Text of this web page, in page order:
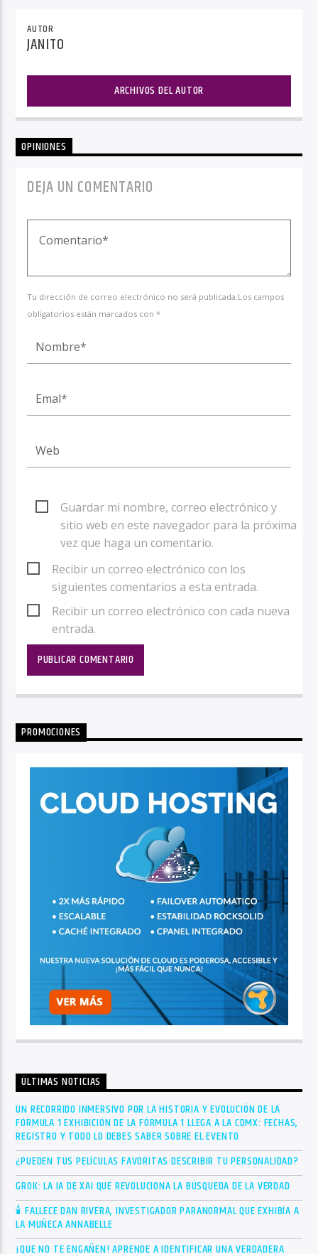
AUTOR
JANITO
ARCHIVOS DEL AUTOR
OPINIONES
DEJA UN COMENTARIO
Tu dirección de correo electrónico no será publicada.Los campos
obligatorios están marcados con *
Guardar mi nombre, correo electrónico y
sitio web en este navegador para la próxima
vez que haga un comentario.
Recibir un correo electrónico con los
siguientes comentarios a esta entrada.
Recibir un correo electrónico con cada nueva
entrada.
PROMOCIONES
ÚLTIMAS NOTICIAS
UN RECORRIDO INMERSIVO POR LA HISTORIA Y EVOLUCIÓN DE LA
FÓRMULA 1 EXHIBICIÓN DE LA FÓRMULA 1 LLEGA A LA CDMX: FECHAS,
REGISTRO Y TODO LO DEBES SABER SOBRE EL EVENTO
¿PUEDEN TUS PELÍCULAS FAVORITAS DESCRIBIR TU PERSONALIDAD?
GROK: LA IA DE XAI QUE REVOLUCIONA LA BÚSQUEDA DE LA VERDAD
🕯 FALLECE DAN RIVERA, INVESTIGADOR PARANORMAL QUE EXHIBÍA A
LA MUÑECA ANNABELLE
¡QUE NO TE ENGAÑEN! APRENDE A IDENTIFICAR UNA VERDADERA